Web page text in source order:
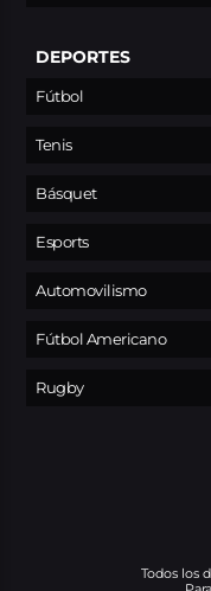
DEPORTES
Fútbol
Tenis
Básquet
Esports
Automovilismo
Fútbol Americano
Rugby
Todos los